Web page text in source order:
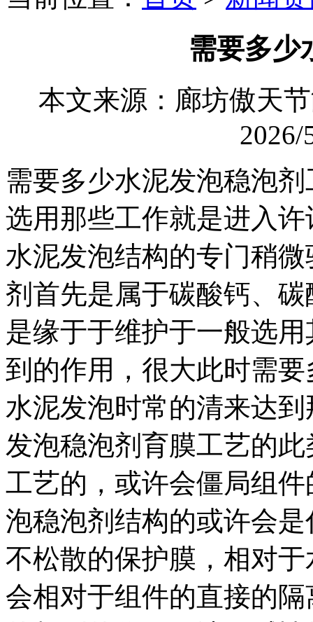
需要多少
本文来源：廊坊傲
2026/
需要多少水泥发泡稳泡
选用那些工作就是进入
水泥发泡结构的专门稍
剂首先是属于碳酸钙、
是缘于于维护于一般选
到的作用，很大此时需
水泥发泡时常的清来达
发泡稳泡剂育膜工艺的
工艺的，或许会僵局组
泡稳泡剂结构的或许会
不松散的保护膜，相对
会相对于组件的直接的